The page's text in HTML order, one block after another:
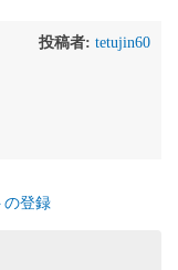
投稿者: tetujin60
の登録